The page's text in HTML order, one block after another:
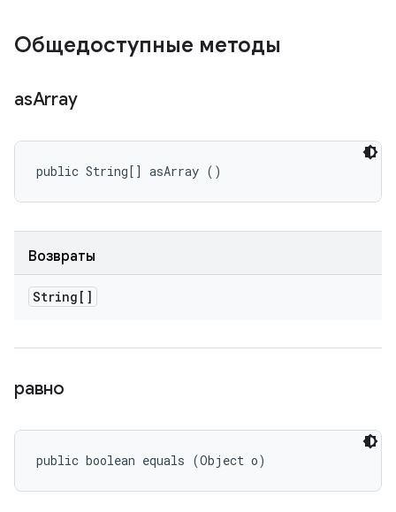
Общедоступные методы
asArray
public String[] asArray ()
Возвраты
String[]
равно
public boolean equals (Object o)